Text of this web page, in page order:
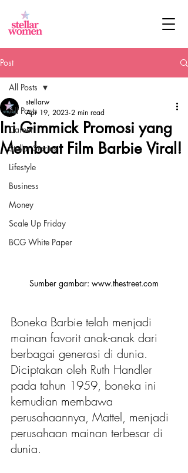
Post
All Posts
Career
Stellar Stories
Lifestyle
Business
Money
Scale Up Friday
BCG White Paper
All Posts
Ini Gimmick Promosi yang
Membuat Film Barbie Viral!
stellarw
Apr 19, 2023 2 min read
Sumber gambar: www.thestreet.com
Boneka Barbie telah menjadi
mainan favorit anak-anak dari
berbagai generasi di dunia.
Diciptakan oleh Ruth Handler
pada tahun 1959, boneka ini
kemudian membawa
perusahaannya, Mattel, menjadi
perusahaan mainan terbesar di
dunia.